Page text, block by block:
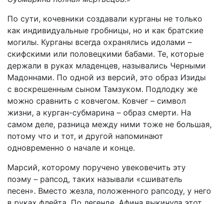
По сути, кочевники создавали курганы не только
как индивидуальные гробницы, но и как братские
могилы. Курганы всегда охранялись идолами –
скифскими или половецкими бабами. Те, которые
держали в руках младенцев, назывались Черными
Мадоннами. По одной из версий, это образ Изиды
с воскрешенным сыном Тамзуком. Подлодку же
можно сравнить с ковчегом. Ковчег – символ
жизни, а курган-субмарина – образ смерти. На
самом деле, разница между ними тоже не большая,
потому что и тот, и другой напоминают
одновременно о начале и конце.
Марсий, которому поручено увековечить эту
поэму – рапсод, таких называли «сшиватель
песен». Вместо жезла, положенного рапсоду, у него